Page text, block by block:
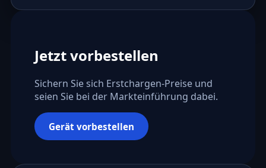
Jetzt vorbestellen
Sichern Sie sich Erstchargen-Preise und
seien Sie bei der Markteinführung dabei.
Gerät vorbestellen